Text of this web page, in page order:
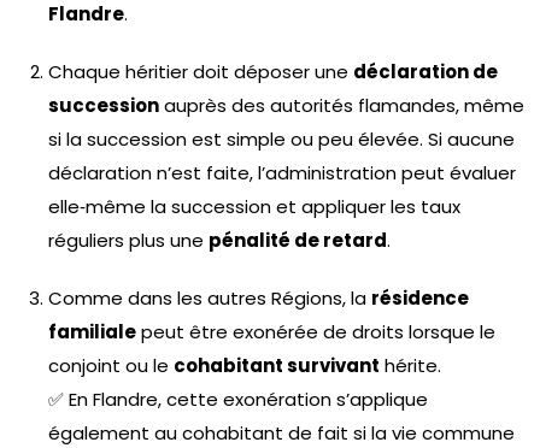
Flandre.
Chaque héritier doit déposer une déclaration de
successionauprès des autorités flamandes, même
si la succession est simple ou peu élevée. Si aucune
déclaration n’est faite, l’administration peut évaluer
elle‑même la succession et appliquer les taux
réguliers plus une pénalité de retard.
Comme dans les autres Régions, la résidence
familialepeut être exonérée de droits lorsque le
conjoint ou le cohabitant survivant hérite.
✅ En Flandre, cette exonération s’applique
également au cohabitant de fait si la vie commune